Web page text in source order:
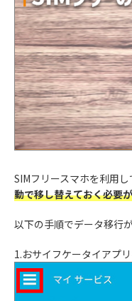
SIMフリースマホを利用
動で移し替えておく必要
以下の手順でデータ移行
1.おサイフケータイアプ